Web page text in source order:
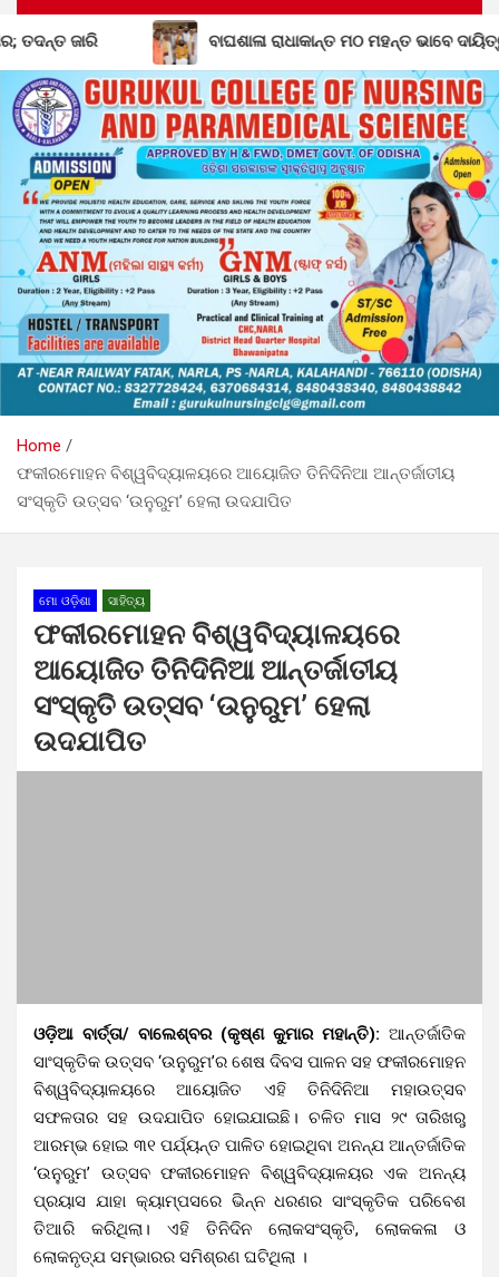
ବାଘଶାଳା ରାଧାକାନ୍ତ ମଠ ମହନ୍ତ ଭାବେ ଦାୟିତ୍ୱ ନେଲେ ଗୋପାଳ
Home
ଫକୀରମୋହନ ବିଶ୍ୱବିଦ୍ୟାଳୟରେ ଆୟୋଜିତ ତିନିଦିନିଆ ଆନ୍ତର୍ଜାତୀୟ
ସଂସ୍କୃତି ଉତ୍ସବ ‘ଉନୁରୁମ’ ହେଲା ଉଦଯାପିତ
ମୋ ଓଡ଼ିଶା ସାହିତ୍ୟ
ଫକୀରମୋହନ ବିଶ୍ୱବିଦ୍ୟାଳୟରେ
ଆୟୋଜିତ ତିନିଦିନିଆ ଆନ୍ତର୍ଜାତୀୟ
ସଂସ୍କୃତି ଉତ୍ସବ ‘ଉନୁରୁମ’ ହେଲା
ଉଦଯାପିତ
ଓଡ଼ିଆ ବାର୍ତ୍ତା/ ବାଲେଶ୍ବର (କୃଷ୍ଣ କୁମାର ମହାନ୍ତି): ଆନ୍ତର୍ଜାତିକ
ସାଂସ୍କୃତିକ ଉତ୍ସବ ‘ଉନୁରୁମ’ର ଶେଷ ଦିବସ ପାଳନ ସହ ଫକୀରମୋହନ
ବିଶ୍ୱବିଦ୍ୟାଳୟରେ ଆୟୋଜିତ ଏହି ତିନିଦିନିଆ ମହାଉତ୍ସବ
ସଫଳତାର ସହ ଉଦଯାପିତ ହୋଇଯାଇଛି। ଚଳିତ ମାସ ୨୯ ତାରିଖରୁ
ଆରମ୍ଭ ହୋଇ ୩୧ ପର୍ଯ୍ୟନ୍ତ ପାଳିତ ହୋଇଥିବା ଅନନ୍ଯ ଆନ୍ତର୍ଜାତିକ
‘ଉନୁରୁମ’ ଉତ୍ସବ ଫକୀରମୋହନ ବିଶ୍ୱବିଦ୍ୟାଳୟର ଏକ ଅନନ୍ୟ
ପ୍ରୟାସ ଯାହା କ୍ୟାମ୍ପସରେ ଭିନ୍ନ ଧରଣର ସାଂସ୍କୃତିକ ପରିବେଶ
ତିଆରି କରିଥିଲା। ଏହି ତିନିଦିନ ଲୋକସଂସ୍କୃତି, ଲୋକକଳା ଓ
ଲୋକନୃତ୍ଯ ସମ୍ଭାରର ସମିଶ୍ରଣ ଘଟିଥିଲା ।